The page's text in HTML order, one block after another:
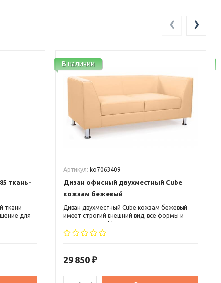
ткань-
ткани
для
в
В наличии
Артикул: ko7063409
Диван офисный двухместный Cube
кожзам бежевый
Диван двухместный Cube кожзам бежевый
имеет строгий внешний вид, все формы и
линии прямые. Ширина дивана позволяет в
нем легко разместиться двоим людям.
людям любой комплекции.
29 850 ₽
‹ ›